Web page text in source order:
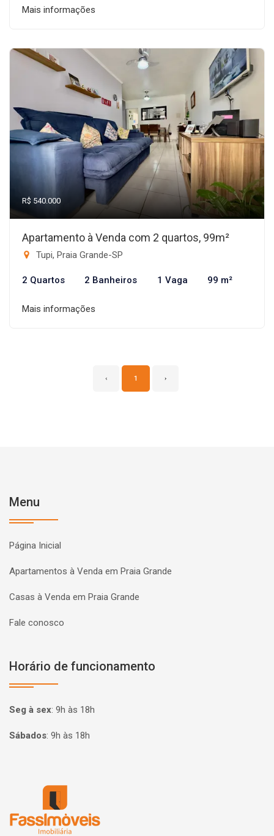
Mais informações
R$ 540.000
Apartamento à Venda com 2 quartos, 99m²
Tupi, Praia Grande-SP
2 Quartos 2 Banheiros 1 Vaga 99 m²
Mais informações
‹ 1 ›
Menu
Página Inicial
Apartamentos à Venda em Praia Grande
Casas à Venda em Praia Grande
Fale conosco
Horário de funcionamento
Seg à sex: 9h às 18h
Sábados: 9h às 18h